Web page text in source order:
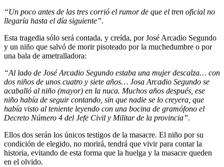
“Un poco antes de las tres corrió el rumor de que el tren oficial no
llegaría hasta el día siguiente”.
Esta tragedia sólo será contada, y creída, por José Arcadio Segundo
y un niño que salvó de morir pisoteado por la muchedumbre o por
una bala de ametralladora:
“Al lado de José Arcadio Segundo estaba una mujer descalza… con
dos niños de unos cuatro y siete años… Josa Arcadio Segundo se
acaballó al niño (mayor) en la nuca. Muchos años después, ese
niño había de seguir contando, sin que nadie se lo creyera, que
había visto al teniente leyendo con una bocina de gramófono el
Decreto Número 4 del Jefe Civil y Militar de la provincia”.
Ellos dos serán los únicos testigos de la masacre. El niño por su
condición de elegido, no morirá, tendrá que vivir para contar la
historia, evitando de esta forma que la huelga y la masacre queden
en el olvido.